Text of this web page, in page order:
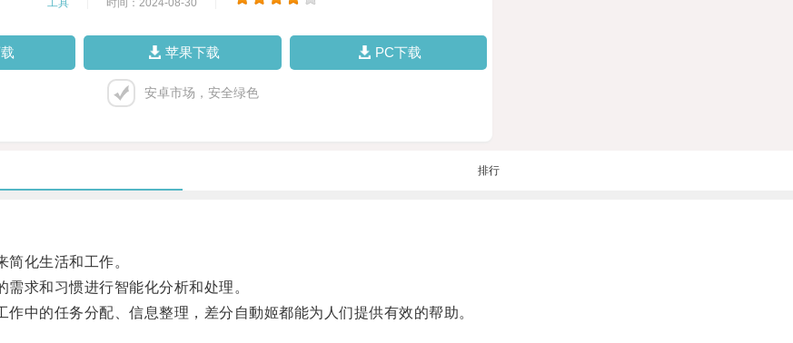
苹果下载 PC下载
安卓市场，安全绿色
排行
化生活和工作。
求和习惯进行智能化分析和处理。
的任务分配、信息整理，差分自動姬都能为人们提供有效的帮助。